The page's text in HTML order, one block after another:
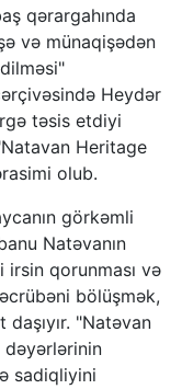
qərargahında
və münaqişədən
Heydər
təsis etdiyi
Heritage
olub.
görkəmli
Natəvanın
irsin qorunması və
bölüşmək,
"Natəvan
dəyərlərinin
sadiqliyini